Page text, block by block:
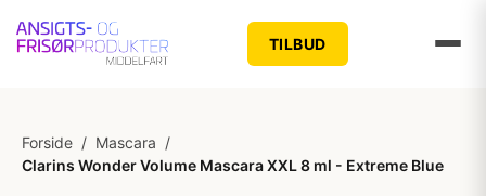
TILBUD
Forside / Mascara /
Clarins Wonder Volume Mascara XXL 8 ml - Extreme Blue